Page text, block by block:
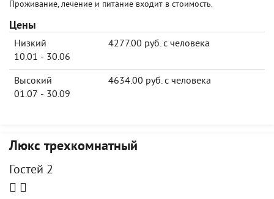
Проживание, лечение и питание входит в стоимость.
Цены
Низкий
10.01 - 30.06
4277.00 руб. с человека
Высокий
01.07 - 30.09
4634.00 руб. с человека
Люкс трехкомнатный
Гостей 2